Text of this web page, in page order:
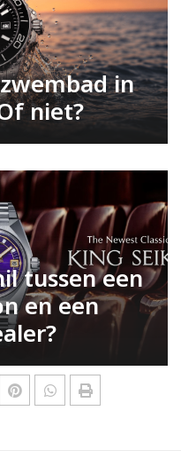
in
niet?
tussen een
en een